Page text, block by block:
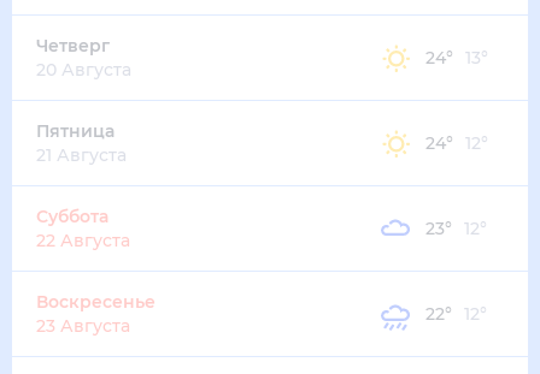
Четверг
20 Августа
24° 13°
Пятница
21 Августа
24° 12°
Суббота
22 Августа
23° 12°
Воскресенье
23 Августа
22° 12°